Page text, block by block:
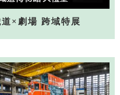
×劇場 跨域特展